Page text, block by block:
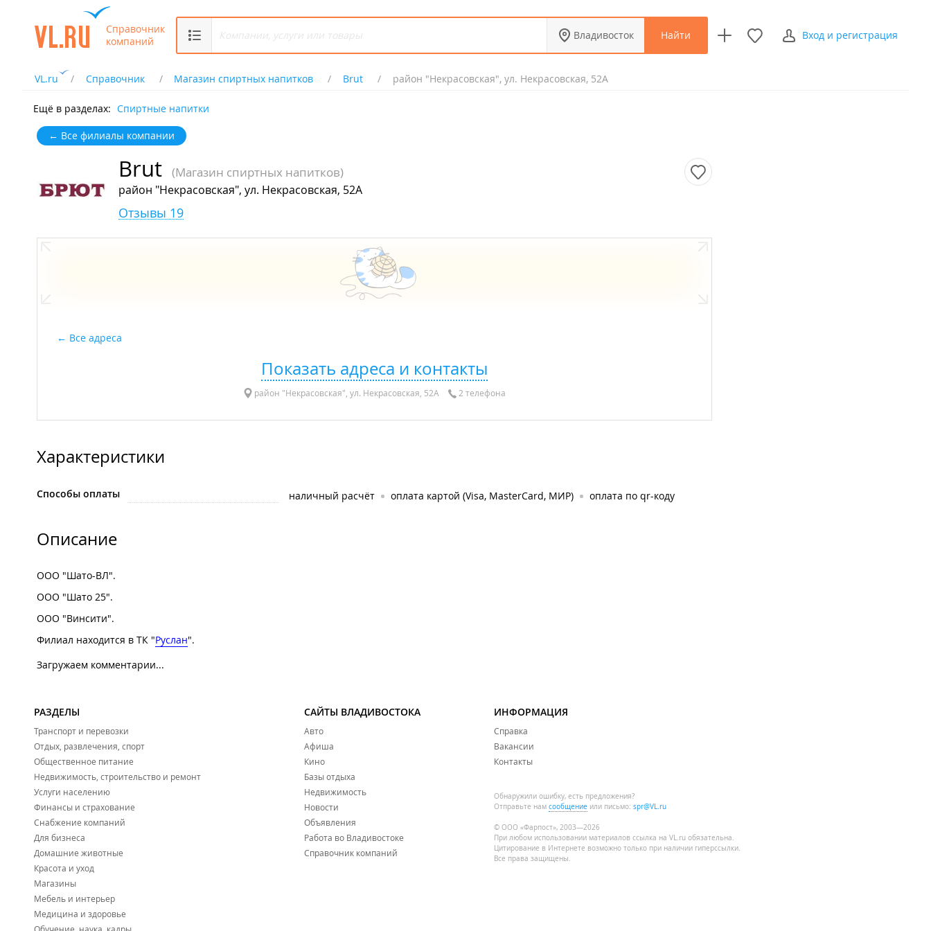
Справочник
компаний
Владивосток Найти Вход и регистрация
VL.ru Справочник Магазин спиртных напитков Brut район "Некрасовская", ул. Некрасовская, 52А
Ещё в разделах: Спиртные напитки
← Все филиалы компании
Brut (Магазин спиртных напитков)
район "Некрасовская", ул. Некрасовская, 52А
Отзывы 19
Все адреса
Показать адреса и контакты
район "Некрасовская", ул. Некрасовская, 52А 2 телефона
Характеристики
Способы оплаты наличный расчёт оплата картой (Visa, MasterCard, МИР) оплата по qr-коду
Описание
ООО "Шато-ВЛ".
ООО "Шато 25".
ООО "Винсити".
Филиал находится в ТК "Руслан".
Загружаем комментарии...
РАЗДЕЛЫ
Транспорт и перевозки
Отдых, развлечения, спорт
Общественное питание
Недвижимость, строительство и ремонт
Услуги населению
Финансы и страхование
Снабжение компаний
Для бизнеса
Домашние животные
Красота и уход
Магазины
Мебель и интерьер
Медицина и здоровье
САЙТЫ ВЛАДИВОСТОКА
Авто
Афиша
Кино
Базы отдыха
Недвижимость
Новости
Объявления
Работа во Владивостоке
Справочник компаний
ИНФОРМАЦИЯ
Справка
Вакансии
Контакты
Обнаружили ошибку, есть предложения?
Отправьте нам сообщение или письмо: spr@VL.ru
© ООО «Фарпост», 2003—2026
При любом использовании материалов ссылка на VL.ru обязательна.
Цитирование в Интернете возможно только при наличии гиперссылки.
Все права защищены.